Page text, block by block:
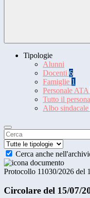
Tipologie
Alunni
Docenti 6
Famiglie 1
Personale ATA
Tutto il
Albo sindacale
Cerca anche
Protocollo 11030/2026 del
Circolare del 15/07/